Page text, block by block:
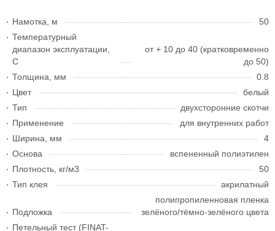
Намотка, м
50
Температурный
диапазон эксплуатации,
С
от + 10 до 40 (кратковременно
до 50)
Толщина, мм
0.8
Цвет
белый
Тип
двухсторонние скотчи
Применение
для внутренних работ
Ширина, мм
4
Основа
вспененный полиэтилен
Плотность, кг/м3
50
Тип клея
акрилатный
Подложка
полипропиленновая пленка
зелёного/тёмно-зелёного цвета
Петельный тест (FINAT-